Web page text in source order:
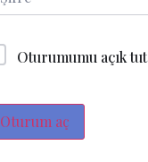
Oturumumu açık tut
Oturum aç